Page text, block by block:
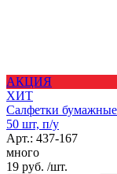
АКЦИЯ
ХИТ
Салфетки
50 шт, п/у
Арт.: 437-167
много
19 руб. /шт.